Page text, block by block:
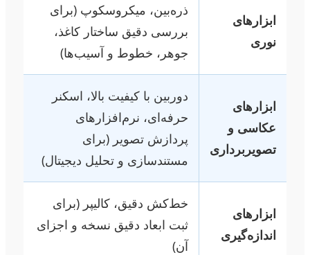
ابزارهای
نوری
ذره‌بین، میکروسکوپ (برای
بررسی دقیق ساختار کاغذ،
جوهر، خطوط و آسیب‌ها)
ابزارهای
عکاسی و
تصویربرداری
دوربین با کیفیت بالا، اسکنر
حرفه‌ای، نرم‌افزارهای
پردازش تصویر (برای
مستندسازی و تحلیل دیجیتال)
ابزارهای
اندازه‌گیری
خط‌کش دقیق، کالیپر (برای
ثبت ابعاد دقیق نسخه و اجزای
آن)